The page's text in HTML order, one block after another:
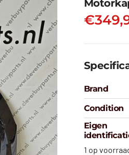
€
Brand
Condition
Eigen
1 op